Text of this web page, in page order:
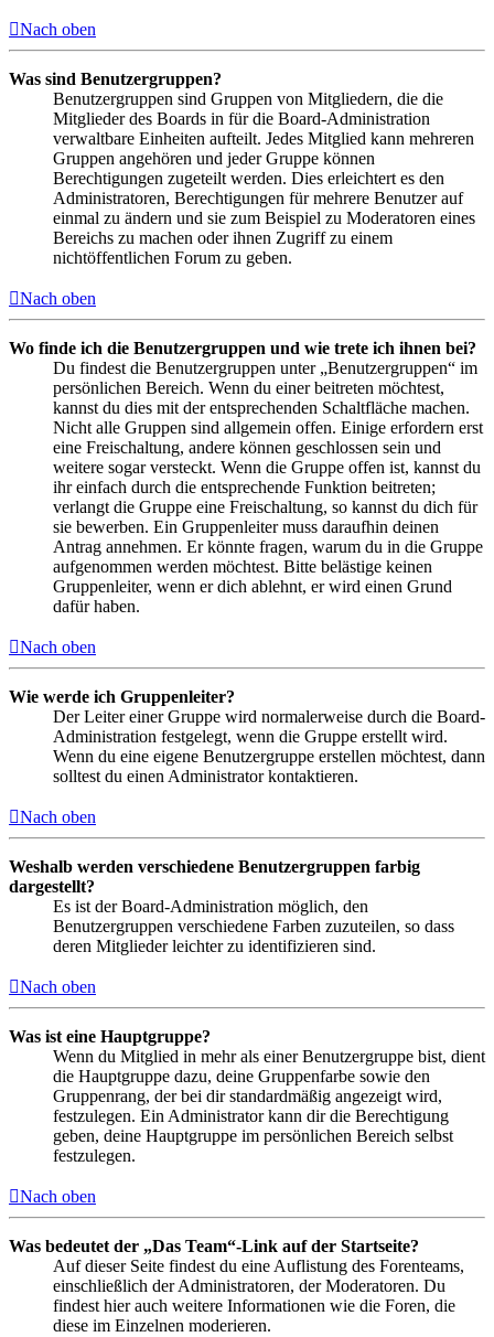
Nach oben
Was sind Benutzergruppen?
Benutzergruppen sind Gruppen von Mitgliedern, die die
Mitglieder des Boards in für die Board-Administration
verwaltbare Einheiten aufteilt. Jedes Mitglied kann mehreren
Gruppen angehören und jeder Gruppe können
Berechtigungen zugeteilt werden. Dies erleichtert es den
Administratoren, Berechtigungen für mehrere Benutzer auf
einmal zu ändern und sie zum Beispiel zu Moderatoren eines
Bereichs zu machen oder ihnen Zugriff zu einem
nichtöffentlichen Forum zu geben.
Nach oben
Wo finde ich die Benutzergruppen und wie trete ich ihnen bei?
Du findest die Benutzergruppen unter „Benutzergruppen“ im
persönlichen Bereich. Wenn du einer beitreten möchtest,
kannst du dies mit der entsprechenden Schaltfläche machen.
Nicht alle Gruppen sind allgemein offen. Einige erfordern erst
eine Freischaltung, andere können geschlossen sein und
weitere sogar versteckt. Wenn die Gruppe offen ist, kannst du
ihr einfach durch die entsprechende Funktion beitreten;
verlangt die Gruppe eine Freischaltung, so kannst du dich für
sie bewerben. Ein Gruppenleiter muss daraufhin deinen
Antrag annehmen. Er könnte fragen, warum du in die Gruppe
aufgenommen werden möchtest. Bitte belästige keinen
Gruppenleiter, wenn er dich ablehnt, er wird einen Grund
dafür haben.
Nach oben
Wie werde ich Gruppenleiter?
Der Leiter einer Gruppe wird normalerweise durch die Board-
Administration festgelegt, wenn die Gruppe erstellt wird.
Wenn du eine eigene Benutzergruppe erstellen möchtest, dann
solltest du einen Administrator kontaktieren.
Nach oben
Weshalb werden verschiedene Benutzergruppen farbig
dargestellt?
Es ist der Board-Administration möglich, den
Benutzergruppen verschiedene Farben zuzuteilen, so dass
deren Mitglieder leichter zu identifizieren sind.
Nach oben
Was ist eine Hauptgruppe?
Wenn du Mitglied in mehr als einer Benutzergruppe bist, dient
die Hauptgruppe dazu, deine Gruppenfarbe sowie den
Gruppenrang, der bei dir standardmäßig angezeigt wird,
festzulegen. Ein Administrator kann dir die Berechtigung
geben, deine Hauptgruppe im persönlichen Bereich selbst
festzulegen.
Nach oben
Was bedeutet der „Das Team“-Link auf der Startseite?
Auf dieser Seite findest du eine Auflistung des Forenteams,
einschließlich der Administratoren, der Moderatoren. Du
findest hier auch weitere Informationen wie die Foren, die
diese im Einzelnen moderieren.